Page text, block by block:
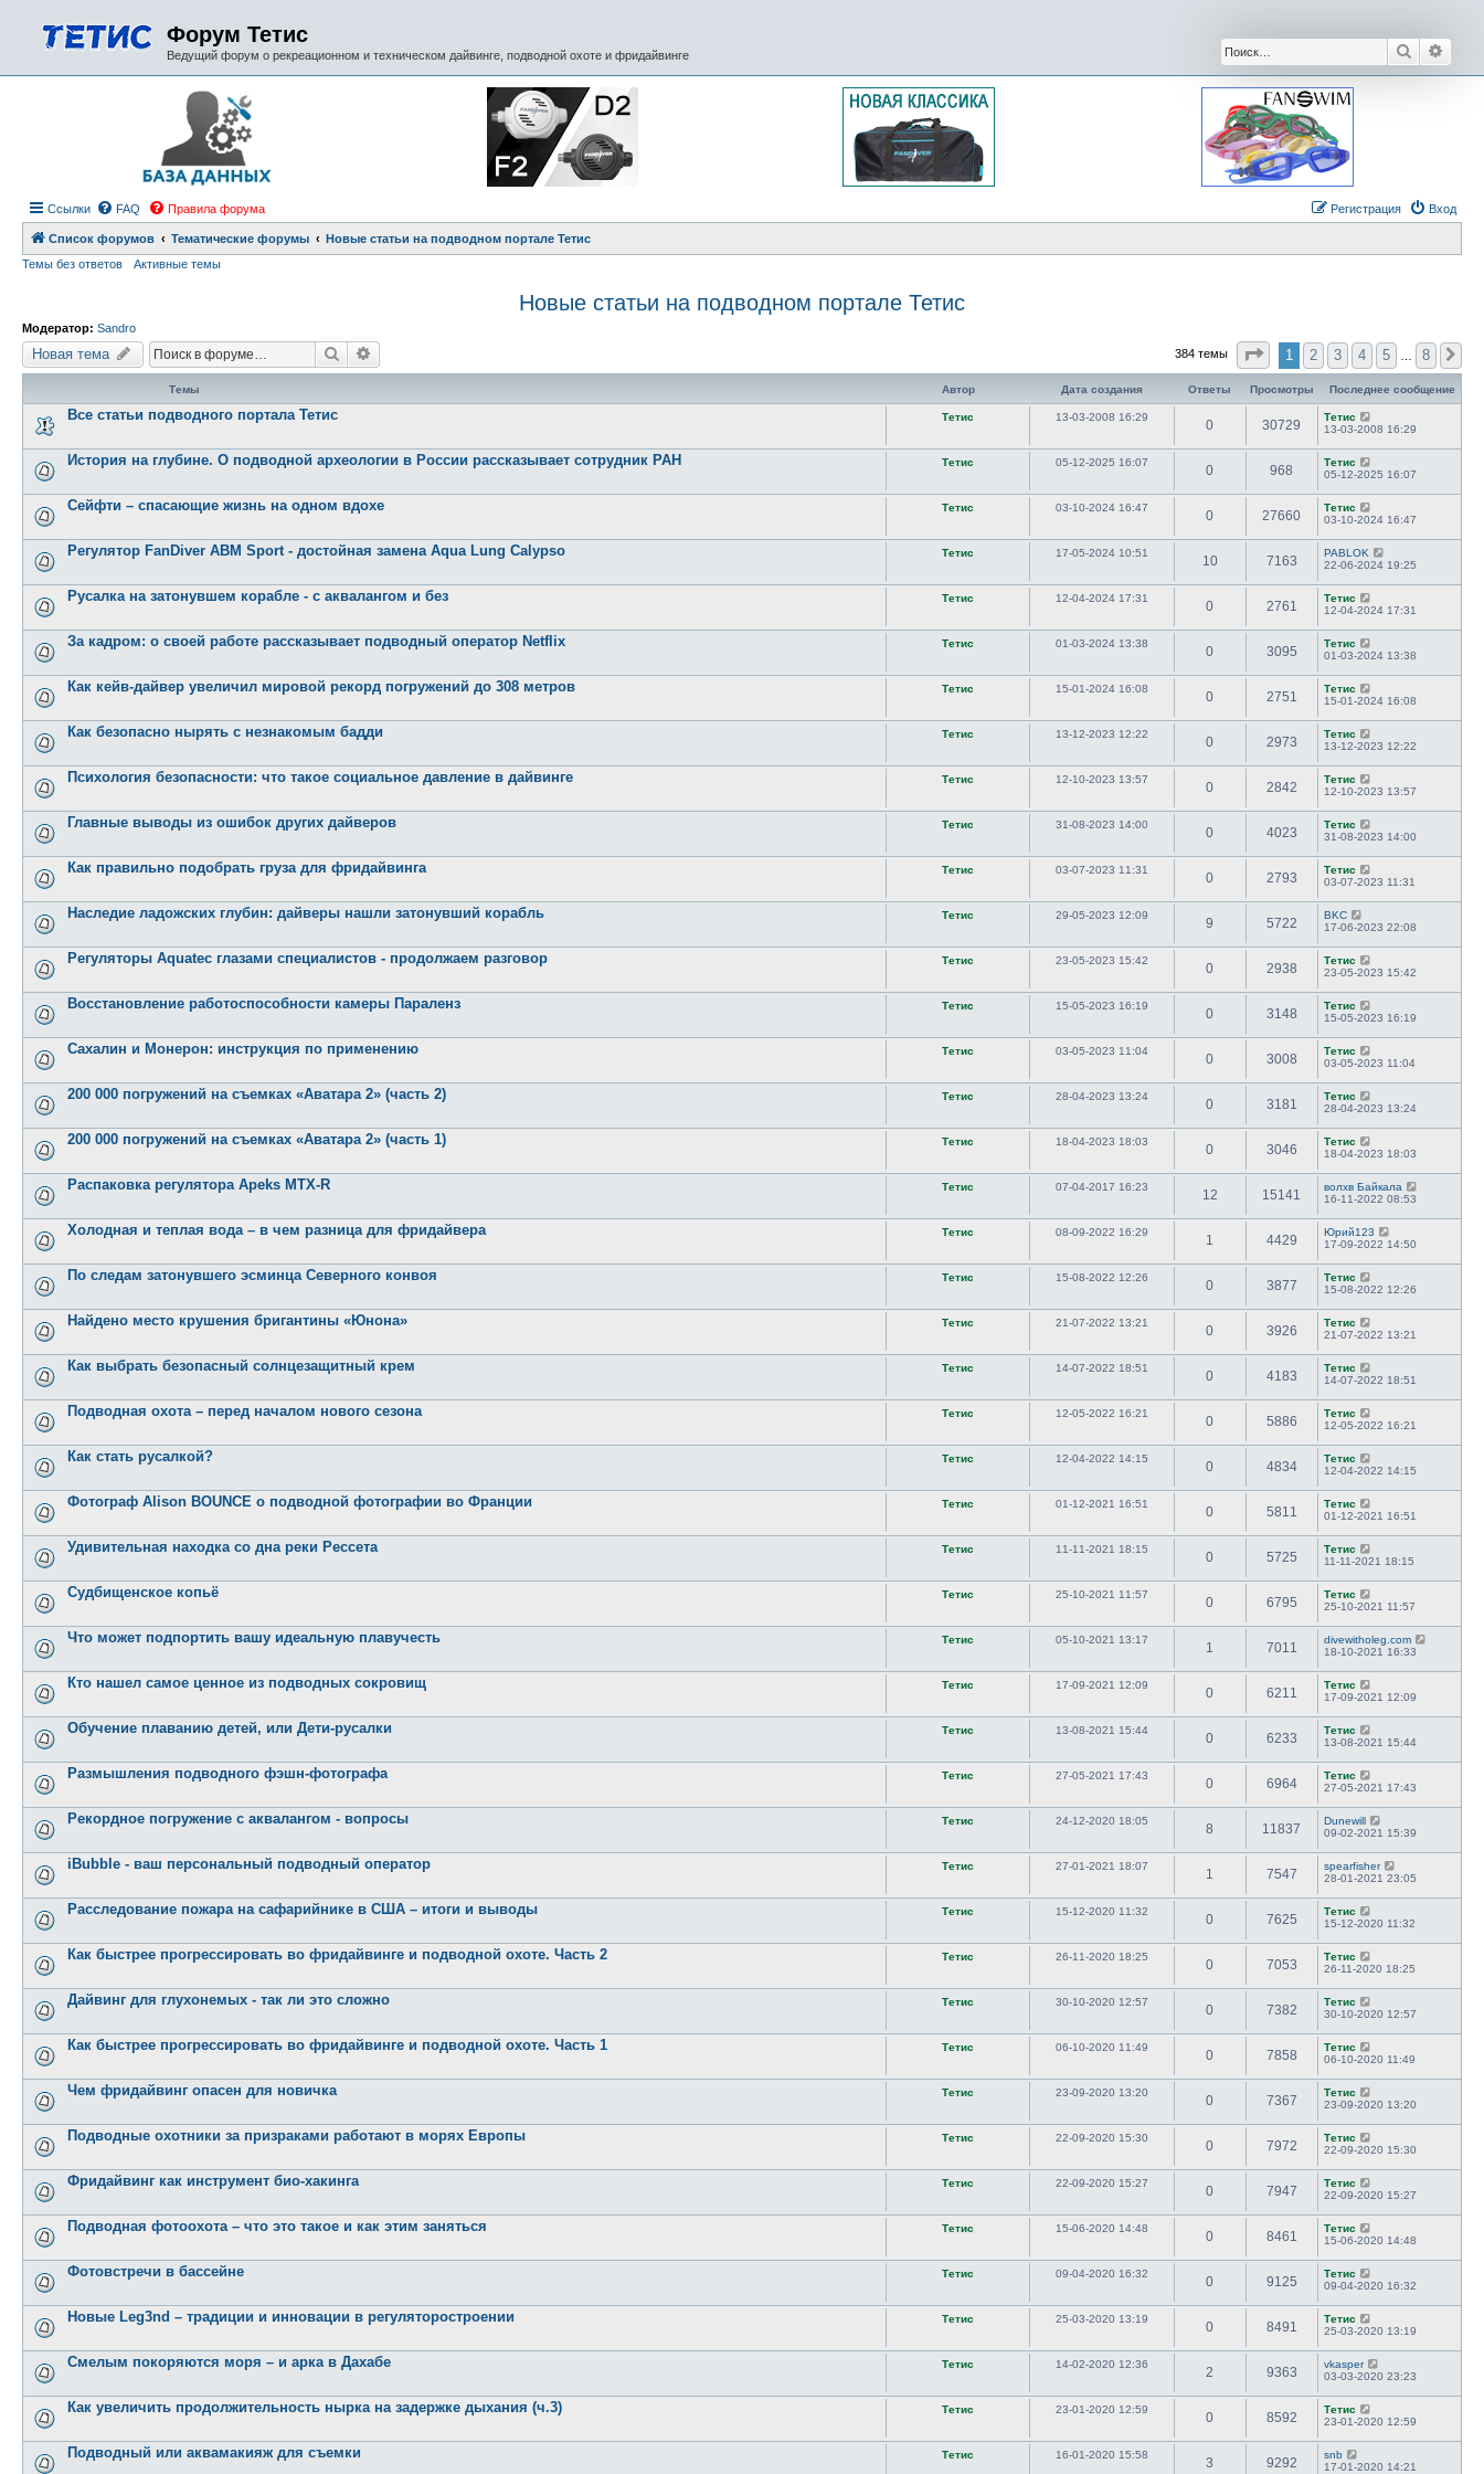
Форум Тетис
Ведущий форум о рекреационном и техническом дайвинге, подводной охоте и фридайвинге Поиск
Ссылки FAQ Правила форума Вход
Регистрация
Список форумов Тематические форумы
Новые статьи на подводном портале Тетис
Темы без ответов
Активные темы
Новые статьи на подводном портале Тетис
Модератор: Sandro
Новая тема Поиск 384 темы Страница 1из8
1 2 3 4 5 8
Темы Автор Дата создания Ответы Просмотры Последнее сообщение
Все статьи подводного портала Тетис Тетис 13-03-2008 16:29
0 30729
Тетис
13-03-2008 16:29
История на глубине. О подводной археологии в России рассказывает сотрудник РАН Тетис 05-12-2025 16:07
0 968
Тетис
05-12-2025 16:07
Сейфти – спасающие жизнь на одном вдохе Тетис 03-10-2024 16:47
0 27660
Тетис
03-10-2024 16:47
Регулятор FanDiver АВМ Sport - достойная замена Aqua Lung Calypso Тетис 17-05-2024 10:51
10 7163
PABLOK
22-06-2024 19:25
Русалка на затонувшем корабле - с аквалангом и без Тетис 12-04-2024 17:31
0 2761
Тетис
12-04-2024 17:31
За кадром: о своей работе рассказывает подводный оператор Netflix Тетис 01-03-2024 13:38
0 3095
Тетис
01-03-2024 13:38
Как кейв-дайвер увеличил мировой рекорд погружений до 308 метров Тетис 15-01-2024 16:08
0 2751
Тетис
15-01-2024 16:08
Как безопасно нырять с незнакомым бадди Тетис 13-12-2023 12:22
0 2973
Тетис
13-12-2023 12:22
Психология безопасности: что такое социальное давление в дайвинге Тетис 12-10-2023 13:57
0 2842
Тетис
12-10-2023 13:57
Главные выводы из ошибок других дайверов Тетис 31-08-2023 14:00
0 4023
Тетис
31-08-2023 14:00
Как правильно подобрать груза для фридайвинга Тетис 03-07-2023 11:31
0 2793
Тетис
03-07-2023 11:31
Наследие ладожских глубин: дайверы нашли затонувший корабль Тетис 29-05-2023 12:09
9 5722
BKC
17-06-2023 22:08
Регуляторы Aquatec глазами специалистов - продолжаем разговор Тетис 23-05-2023 15:42
0 2938
Тетис
23-05-2023 15:42
Восстановление работоспособности камеры Параленз Тетис 15-05-2023 16:19
0 3148
Тетис
15-05-2023 16:19
Сахалин и Монерон: инструкция по применению Тетис 03-05-2023 11:04
0 3008
Тетис
03-05-2023 11:04
200 000 погружений на съемках «Аватара 2» (часть 2) Тетис 28-04-2023 13:24
0 3181
Тетис
28-04-2023 13:24
200 000 погружений на съемках «Аватара 2» (часть 1) Тетис 18-04-2023 18:03
0 3046
Тетис
18-04-2023 18:03
Распаковка регулятора Apeks MTX-R Тетис 07-04-2017 16:23
12 15141
волхв Байкала
16-11-2022 08:53
Холодная и теплая вода – в чем разница для фридайвера Тетис 08-09-2022 16:29
1 4429
Юрий123
17-09-2022 14:50
По следам затонувшего эсминца Северного конвоя Тетис 15-08-2022 12:26
0 3877
Тетис
15-08-2022 12:26
Найдено место крушения бригантины «Юнона» Тетис 21-07-2022 13:21
0 3926
Тетис
21-07-2022 13:21
Как выбрать безопасный солнцезащитный крем Тетис 14-07-2022 18:51
0 4183
Тетис
14-07-2022 18:51
Подводная охота – перед началом нового сезона Тетис 12-05-2022 16:21
0 5886
Тетис
12-05-2022 16:21
Как стать русалкой? Тетис 12-04-2022 14:15
0 4834
Тетис
12-04-2022 14:15
Фотограф Alison BOUNCE о подводной фотографии во Франции Тетис 01-12-2021 16:51
0 5811
Тетис
01-12-2021 16:51
Удивительная находка со дна реки Рессета Тетис 11-11-2021 18:15
0 5725
Тетис
11-11-2021 18:15
Судбищенское копьё Тетис 25-10-2021 11:57
0 6795
Тетис
25-10-2021 11:57
Что может подпортить вашу идеальную плавучесть Тетис 05-10-2021 13:17
1 7011
divewitholeg.com
18-10-2021 16:33
Кто нашел самое ценное из подводных сокровищ Тетис 17-09-2021 12:09
0 6211
Тетис
17-09-2021 12:09
Обучение плаванию детей, или Дети-русалки Тетис 13-08-2021 15:44
0 6233
Тетис
13-08-2021 15:44
Размышления подводного фэшн-фотографа Тетис 27-05-2021 17:43
0 6964
Тетис
27-05-2021 17:43
Рекордное погружение с аквалангом - вопросы Тетис 24-12-2020 18:05
8 11837
Dunewill
09-02-2021 15:39
iBubble - ваш персональный подводный оператор Тетис 27-01-2021 18:07
1 7547
spearfisher
28-01-2021 23:05
Расследование пожара на сафарийнике в США – итоги и выводы Тетис 15-12-2020 11:32
0 7625
Тетис
15-12-2020 11:32
Как быстрее прогрессировать во фридайвинге и подводной охоте. Часть 2 Тетис 26-11-2020 18:25
0 7053
Тетис
26-11-2020 18:25
Дайвинг для глухонемых - так ли это сложно Тетис 30-10-2020 12:57
0 7382
Тетис
30-10-2020 12:57
Как быстрее прогрессировать во фридайвинге и подводной охоте. Часть 1 Тетис 06-10-2020 11:49
0 7858
Тетис
06-10-2020 11:49
Чем фридайвинг опасен для новичка Тетис 23-09-2020 13:20
0 7367
Тетис
23-09-2020 13:20
Подводные охотники за призраками работают в морях Европы Тетис 22-09-2020 15:30
0 7972
Тетис
22-09-2020 15:30
Фридайвинг как инструмент био-хакинга Тетис 22-09-2020 15:27
0 7947
Тетис
22-09-2020 15:27
Подводная фотоохота – что это такое и как этим заняться Тетис 15-06-2020 14:48
0 8461
Тетис
15-06-2020 14:48
Фотовстречи в бассейне Тетис 09-04-2020 16:32
0 9125
Тетис
09-04-2020 16:32
Новые Leg3nd – традиции и инновации в регуляторостроении Тетис 25-03-2020 13:19
0 8491
Тетис
25-03-2020 13:19
Смелым покоряются моря – и арка в Дахабе Тетис 14-02-2020 12:36
2 9363
vkasper
03-03-2020 23:23
Как увеличить продолжительность нырка на задержке дыхания (ч.3) Тетис 23-01-2020 12:59
0 8592
Тетис
23-01-2020 12:59
Подводный или аквамакияж для съемки Тетис 16-01-2020 15:58
3 9292
snb
17-01-2020 14:21